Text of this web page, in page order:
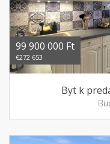
99 900 000 Ft
€272 653
Byt k